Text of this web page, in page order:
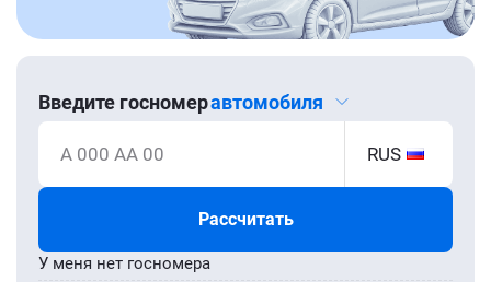
Введите госномеравтомобиля
А 000 АА 00 RUS
Рассчитать
У меня нет госномера